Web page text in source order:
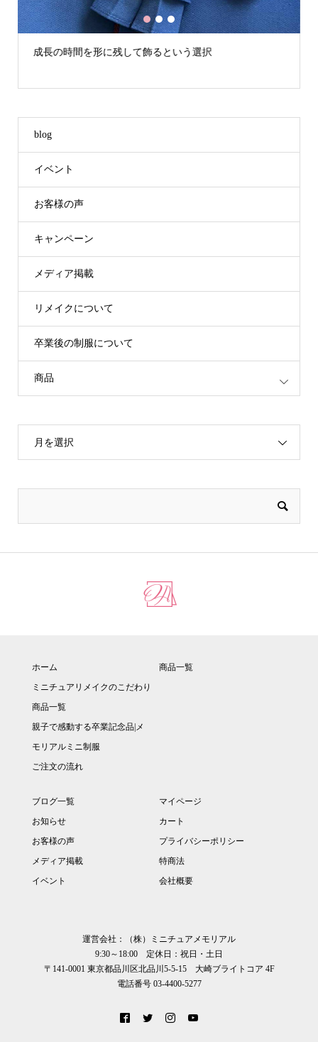
成長の時間を形に残して飾るという選択
1 2 3
blog
イベント
お客様の声
キャンペーン
メディア掲載
リメイクについて
卒業後の制服について
商品
月を選択
ホーム
ミニチュアリメイクのこだわり
商品一覧
親子で感動する卒業記念品|メ
モリアルミニ制服
ご注文の流れ
商品一覧
ブログ一覧
お知らせ
お客様の声
メディア掲載
イベント
マイページ
カート
プライバシーポリシー
特商法
会社概要
運営会社：（株）ミニチュアメモリアル
9:30～18:00 定休日：祝日・土日
〒141-0001 東京都品川区北品川5-5-15 大崎ブライトコア 4F
電話番号 03-4400-5277